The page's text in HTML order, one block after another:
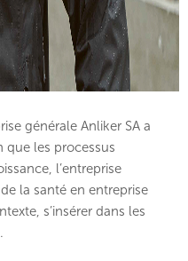
générale Anliker SA a
que les processus
l’entreprise
la santé en entreprise
s’insérer dans les